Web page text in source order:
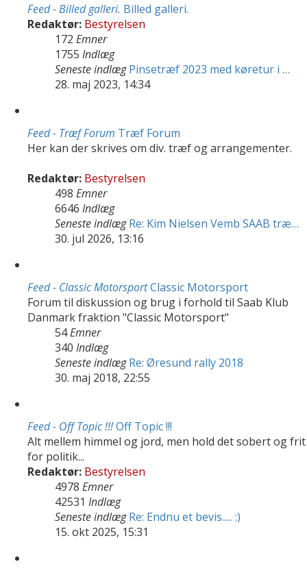
Feed - Billed galleri. Billed galleri.
Redaktør: Bestyrelsen
172 Emner
1755 Indlæg
Seneste indlæg Pinsetræf 2023 med køretur i …
28. maj 2023, 14:34
Feed - Træf Forum Træf Forum
Her kan der skrives om div. træf og arrangementer.
Redaktør: Bestyrelsen
498 Emner
6646 Indlæg
Seneste indlæg Re: Kim Nielsen Vemb SAAB træ…
30. jul 2026, 13:16
Feed - Classic MotorsportClassic Motorsport
Forum til diskussion og brug i forhold til Saab Klub
Danmark fraktion "Classic Motorsport"
54Emner
340 Indlæg
Seneste indlæg Re: Øresund rally 2018
30. maj 2018, 22:55
Feed - Off Topic !!!Off Topic !!!
Alt mellem himmel og jord, men hold det sobert og frit
for politik...
Redaktør: Bestyrelsen
4978 Emner
42531 Indlæg
Seneste indlæg Re: Endnu et bevis..... :)
15. okt 2025, 15:31